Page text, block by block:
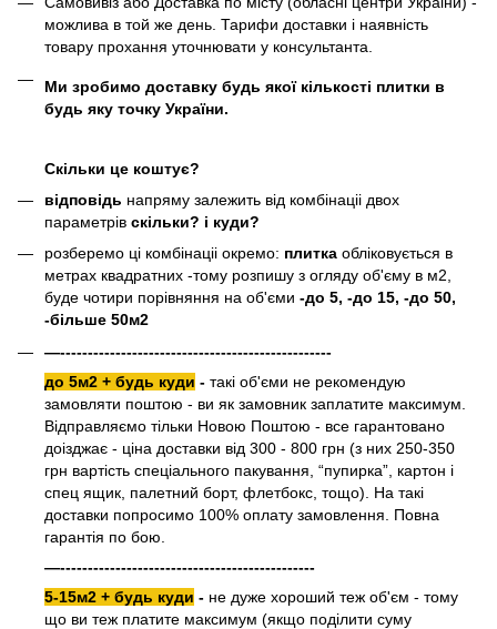
можлива в той же день. Тарифи доставки і наявність
товару прохання уточнювати у консультанта.
Ми зробимо доставку будь якої кількості плитки в
будь яку точку України.
Скільки це коштує?
відповідь напряму залежить від комбінаціі двох
параметрів скільки? і куди?
розберемо ці комбінаціі окремо: плитка обліковується в
метрах квадратних -тому розпишу з огляду об'єму в м2,
буде чотири порівняння на об'єми -до 5, -до 15, -до 50,
-більше 50м2
—-------------------------------------------------
до 5м2 + будь куди - такі об'єми не рекомендую
замовляти поштою - ви як замовник заплатите максимум.
Відправляємо тільки Новою Поштою - все гарантовано
доізджає - ціна доставки від 300 - 800 грн (з них 250-350
грн вартість спеціального пакування, “пупирка”, картон і
спец ящик, палетний борт, флетбокс, тощо). На такі
доставки попросимо 100% оплату замовлення. Повна
гарантія по бою.
—----------------------------------------------
5-15м2 + будь куди - не дуже хороший теж об'єм - тому
що ви теж платите максимум (якщо поділити суму